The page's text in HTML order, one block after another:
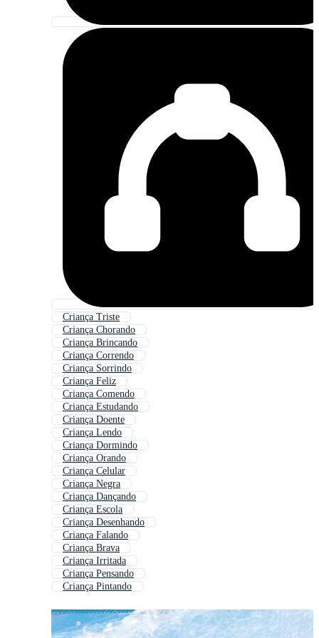
Criança Triste
Criança Chorando
Criança Brincando
Criança Correndo
Criança Sorrindo
Criança Feliz
Criança Comendo
Criança Estudando
Criança Doente
Criança Lendo
Criança Dormindo
Criança Orando
Criança Celular
Criança Negra
Criança Dançando
Criança Escola
Criança Desenhando
Criança Falando
Criança Brava
Criança Irritada
Criança Pensando
Criança Pintando